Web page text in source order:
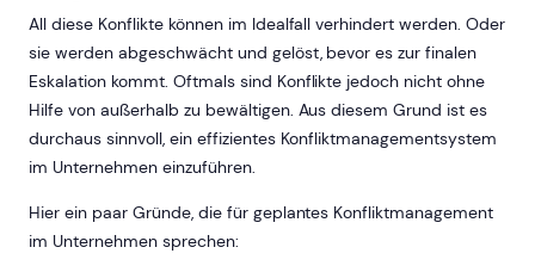
All diese Konflikte können im Idealfall verhindert werden. Oder
sie werden abgeschwächt und gelöst, bevor es zur finalen
Eskalation kommt. Oftmals sind Konflikte jedoch nicht ohne
Hilfe von außerhalb zu bewältigen. Aus diesem Grund ist es
durchaus sinnvoll, ein effizientes Konfliktmanagementsystem
im Unternehmen einzuführen.
Hier ein paar Gründe, die für geplantes Konfliktmanagement
im Unternehmen sprechen: